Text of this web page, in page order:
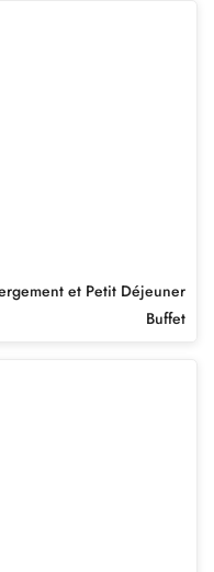
et Petit Déjeuner
Buffet